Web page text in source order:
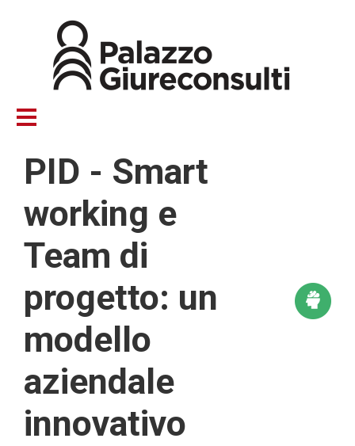
contenuto
principale
PID - Smart
working e
Team di
progetto: un
modello
aziendale
innovativo